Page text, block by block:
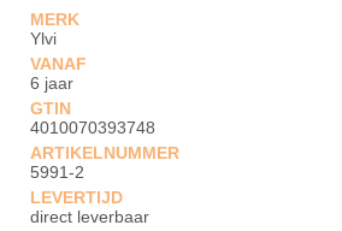
MERK
Ylvi
VANAF
6 jaar
GTIN
4010070393748
ARTIKELNUMMER
5991-2
LEVERTIJD
direct leverbaar